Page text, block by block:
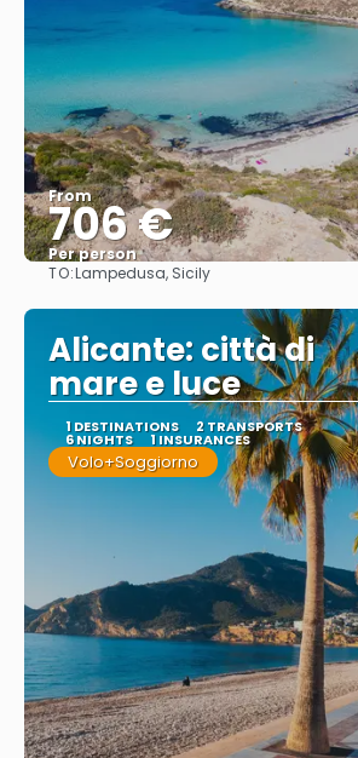
From
706 €
Per person
See
TO:Lampedusa, Sicily
Alicante: città di
mare e luce
1 DESTINATIONS 2 TRANSPORTS
6 NIGHTS 1 INSURANCES
Volo+Soggiorno